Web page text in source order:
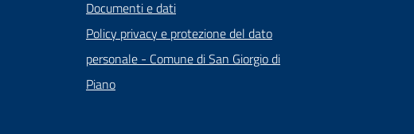
Documenti e dati
Policy privacy e protezione del dato
personale - Comune di San Giorgio di
Piano